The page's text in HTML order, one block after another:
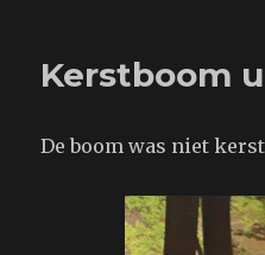
Kerstboom
De boom was niet